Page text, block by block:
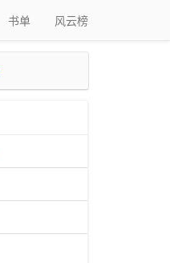
书单 风云榜